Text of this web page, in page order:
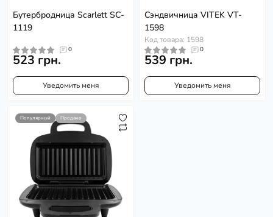
Бутербродница Scarlett SC-
1119
0
523 грн.
Уведомить меня
Сэндвичница VITEK VT-
1598
Код товара: 1598
0
539 грн.
Уведомить меня
Популярный Продано